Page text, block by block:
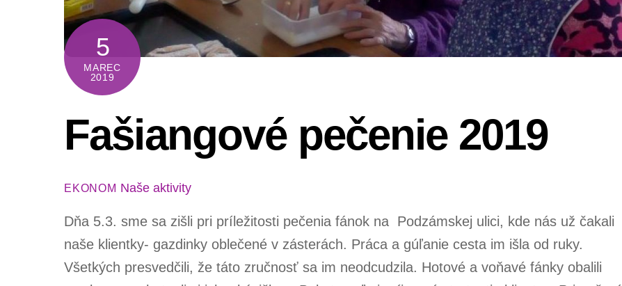
5
MAREC
2019
Fašiangové pečenie 2019
EKONOM Naše aktivity
Dňa 5.3. sme sa zišli pri príležitosti pečenia fánok na Podzámskej ulici, kde nás už čakali
naše klientky- gazdinky oblečené v zásterách. Práca a gúľanie cesta im išla od ruky.
Všetkých presvedčili, že táto zručnosť sa im neodcudzila. Hotové a voňavé fánky obalili